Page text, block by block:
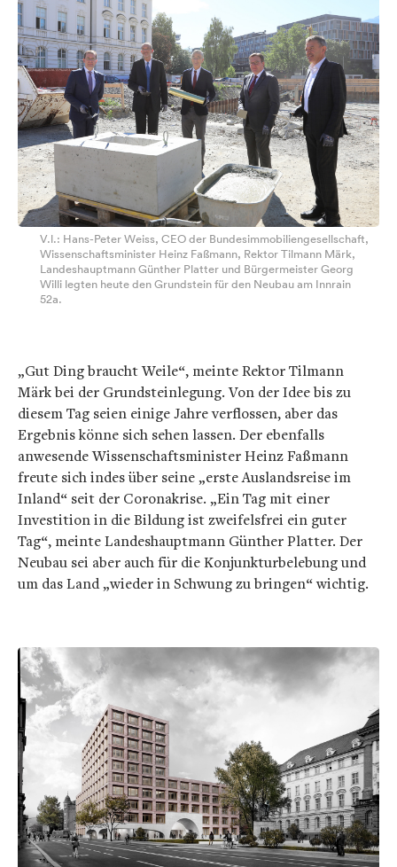
V.l.: Hans-Peter Weiss, CEO der Bundesimmobiliengesellschaft,
Wissenschaftsminister Heinz Faßmann, Rektor Tilmann Märk,
Landeshauptmann Günther Platter und Bürgermeister Georg
Willi legten heute den Grundstein für den Neubau am Innrain
52a.
„Gut Ding braucht Weile“, meinte Rektor Tilmann
Märk bei der Grundsteinlegung. Von der Idee bis zu
diesem Tag seien einige Jahre verflossen, aber das
Ergebnis könne sich sehen lassen. Der ebenfalls
anwesende Wissenschaftsminister Heinz Faßmann
freute sich indes über seine „erste Auslandsreise im
Inland“ seit der Coronakrise. „Ein Tag mit einer
Investition in die Bildung ist zweifelsfrei ein guter
Tag“, meinte Landeshauptmann Günther Platter. Der
Neubau sei aber auch für die Konjunkturbelebung und
um das Land „wieder in Schwung zu bringen“ wichtig.